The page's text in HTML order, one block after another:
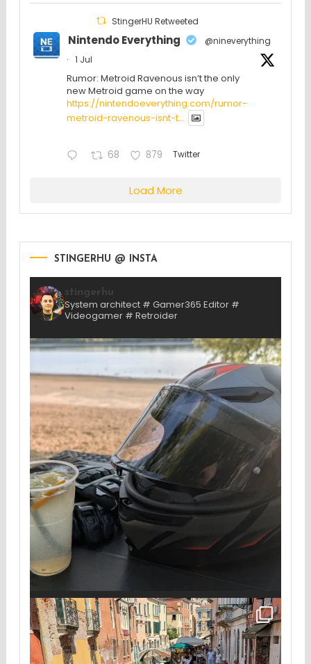
StingerHU Retweeted
Nintendo Everything
@nineverything
·
1 Jul
Rumor: Metroid Ravenous isn’t the only
new Metroid game on the way
https://nintendoeverything.com/rumor-
metroid-ravenous-isnt-t...
68 879 Twitter
Load More
STINGERHU @ INSTA
System architect # Gamer365 Editor #
Videogamer # Retroider